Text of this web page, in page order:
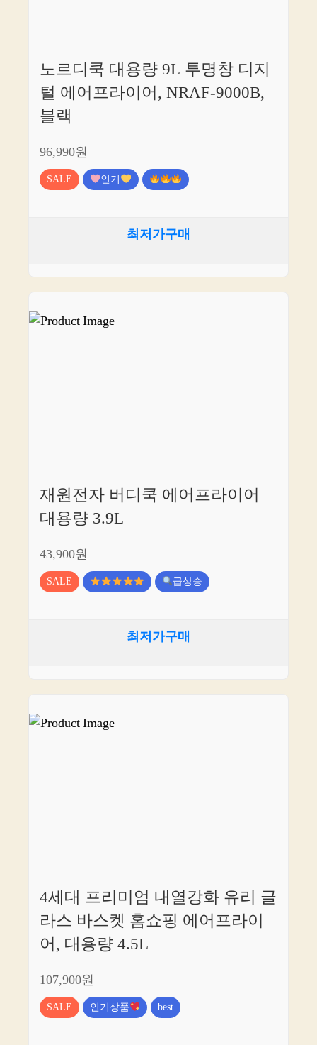
노르디쿡 대용량 9L 투명창 디지
털 에어프라이어, NRAF-9000B,
블랙
96,990원
SALE 인기
최저가구매
재원전자 버디쿡 에어프라이어
대용량 3.9L
43,900원
SALE 급상승
최저가구매
4세대 프리미엄 내열강화 유리 글
라스 바스켓 홈쇼핑 에어프라이
어, 대용량 4.5L
107,900원
SALE 인기상품 best